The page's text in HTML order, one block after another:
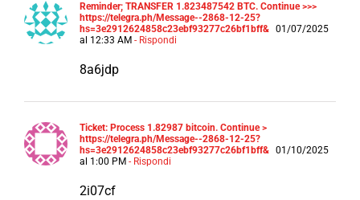
Reminder; TRANSFER 1.823487542 BTC. Continue >>>
https://telegra.ph/Message--2868-12-25?
hs=3e2912624858c23ebf93277c26bf1bff& 01/07/2025
al 12:33 AM - Rispondi
8a6jdp
Ticket: Process 1.82987 bitcoin. Continue >
https://telegra.ph/Message--2868-12-25?
hs=3e2912624858c23ebf93277c26bf1bff& 01/10/2025
al 1:00 PM - Rispondi
2i07cf